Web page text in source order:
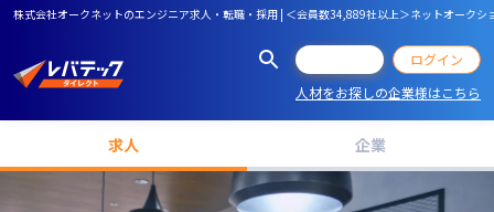
株式会社オークネットのエンジニア求人・転職・採用 | ＜会員数34,889社以上＞ネットオーク
ログイン
人材をお探しの企業様はこちら
求人 企業